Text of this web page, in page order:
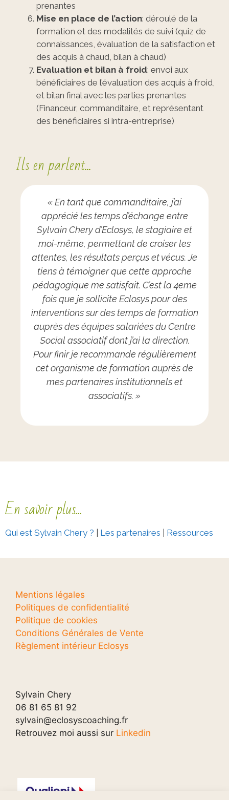
prenantes
Mise en place de l’action: déroulé de la
formation et des modalités de suivi (quiz de
connaissances, évaluation de la satisfaction et
des acquis à chaud, bilan à chaud)
Evaluation et bilan à froid: envoi aux
bénéficiaires de l’évaluation des acquis à froid,
et bilan final avec les parties prenantes
(Financeur, commanditaire, et représentant
des bénéficiaires si intra-entreprise)
Ils en parlent...
« En tant que commanditaire, j’ai
apprécié les temps d’échange entre
Sylvain Chery d’Eclosys, le stagiaire et
moi-même, permettant de croiser les
attentes, les résultats perçus et vécus. Je
tiens à témoigner que cette approche
pédagogique me satisfait. C’est la 4eme
fois que je sollicite Eclosys pour des
interventions sur des temps de formation
auprès des équipes salariées du Centre
Social associatif dont j’ai la direction.
Pour finir je recommande régulièrement
cet organisme de formation auprès de
mes partenaires institutionnels et
associatifs. »
En savoir plus...
Qui est Sylvain Chery ? Les partenaires Ressources
Mentions légales
Politiques de confidentialité
Politique de cookies
Conditions Générales de Vente
Règlement intérieur Eclosys
Sylvain Chery
06 81 65 81 92
sylvain@eclosyscoaching.fr
Retrouvez moi aussi sur Linkedin